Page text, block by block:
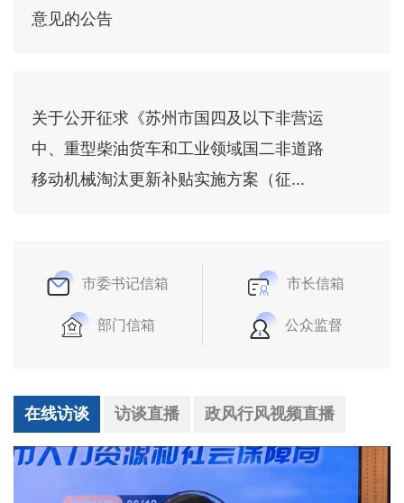
意见的公告
关于公开征求《苏州市国四及以下非营运
中、重型柴油货车和工业领域国二非道路
移动机械淘汰更新补贴实施方案（征...
市委书记信箱 市长信箱
部门信箱 公众监督
在线访谈 访谈直播 政风行风视频直播